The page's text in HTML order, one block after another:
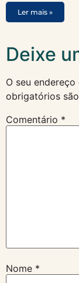
Ler mais »
Deixe
O seu
obrigatórios
Comentário *
Nome *